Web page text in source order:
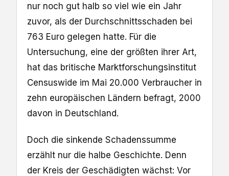
nur noch gut halb so viel wie ein Jahr
zuvor, als der Durchschnittsschaden bei
763 Euro gelegen hatte. Für die
Untersuchung, eine der größten ihrer Art,
hat das britische Marktforschungsinstitut
Censuswide im Mai 20.000 Verbraucher in
zehn europäischen Ländern befragt, 2000
davon in Deutschland.
Doch die sinkende Schadenssumme
erzählt nur die halbe Geschichte. Denn
der Kreis der Geschädigten wächst: Vor